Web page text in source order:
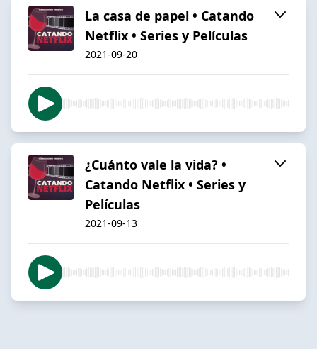
La casa de papel • Catando
Netflix • Series y Películas
2021-09-20
¿Cuánto vale la vida? •
Catando Netflix • Series y
Películas
2021-09-13